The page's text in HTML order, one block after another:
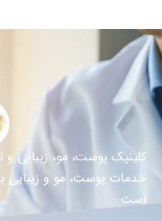
کلینیک پوست، مو، زیبایی و
خدمات پوست، مو و زیبایی
است